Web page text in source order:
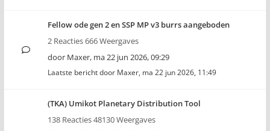
Fellow ode gen 2 en SSP MP v3 burrs aangeboden
2 Reacties 666 Weergaves
door Maxer, ma 22 jun 2026, 09:29
Laatste bericht door Maxer, ma 22 jun 2026, 11:49
(TKA) Umikot Planetary Distribution Tool
138 Reacties 48130 Weergaves